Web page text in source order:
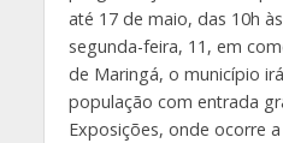
até 17 de maio, das 10h
segunda-feira, 11, em
de Maringá, o município
população com entrada
Exposições, onde ocorre